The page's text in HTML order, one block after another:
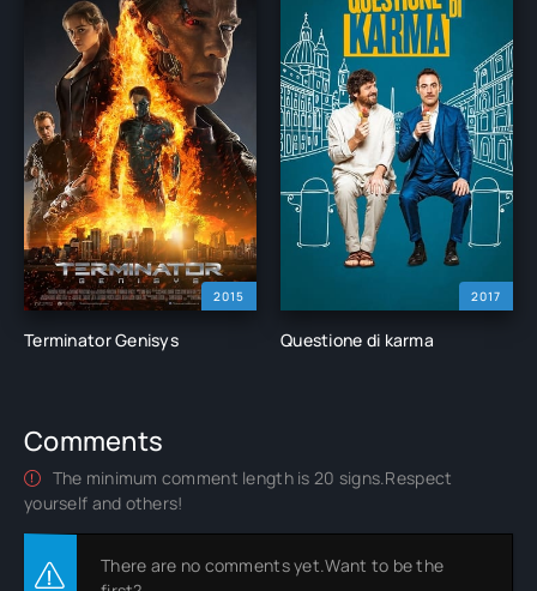
2015
Terminator Genisys
2017
Questione di karma
Comments
The minimum comment length is 20 signs.Respect
yourself and others!
There are no comments yet.Want to be the